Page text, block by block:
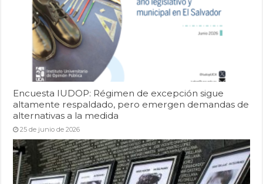
Encuesta IUDOP: Régimen de excepción sigue
altamente respaldado, pero emergen demandas de
alternativas a la medida
25 de junio de 2026